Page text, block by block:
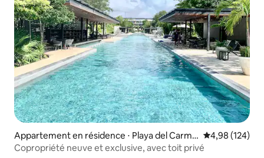
Appartement en résidence ⋅ Playa del Carme
n
Évaluation
4,98 (124)
Copropriété neuve et exclusive, avec toit privé